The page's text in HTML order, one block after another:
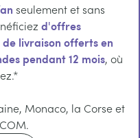
seulement et sans
d'offres
livraison offerts en
pendant 12 mois, où
Monaco, la Corse et